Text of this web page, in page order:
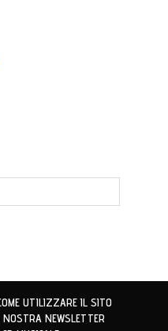
UTILIZZARE IL SITO
NOSTRA NEWSLETTER